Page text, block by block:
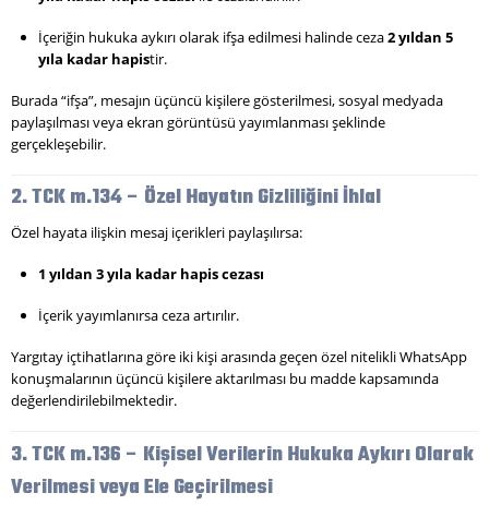
İçeriğin hukuka aykırı olarak ifşa edilmesi halinde ceza2 yıldan 5
yıla kadar hapistir.
Burada “ifşa”, mesajın üçüncü kişilere gösterilmesi, sosyal medyada
paylaşılması veya ekran görüntüsü yayımlanması şeklinde
gerçekleşebilir.
2. TCK m.134 – Özel Hayatın Gizliliğini İhlal
Özel hayata ilişkin mesaj içerikleri paylaşılırsa:
1 yıldan 3 yıla kadar hapis cezası
İçerik yayımlanırsa ceza artırılır.
Yargıtay içtihatlarına göre iki kişi arasında geçen özel nitelikli WhatsApp
konuşmalarının üçüncü kişilere aktarılması bu madde kapsamında
değerlendirilebilmektedir.
3. TCK m.136 – Kişisel Verilerin Hukuka Aykırı Olarak
Verilmesi veya Ele Geçirilmesi